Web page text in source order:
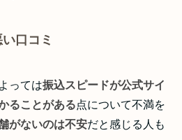
口コミ
っては振込スピードが公式サイ
ることがある点について不満を
がないのは不安だと感じる人も